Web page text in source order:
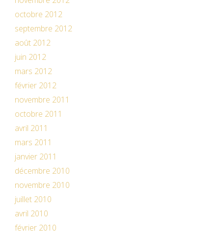
octobre 2012
septembre 2012
août 2012
juin 2012
mars 2012
février 2012
novembre 2011
octobre 2011
avril 2011
mars 2011
janvier 2011
décembre 2010
novembre 2010
juillet 2010
avril 2010
février 2010